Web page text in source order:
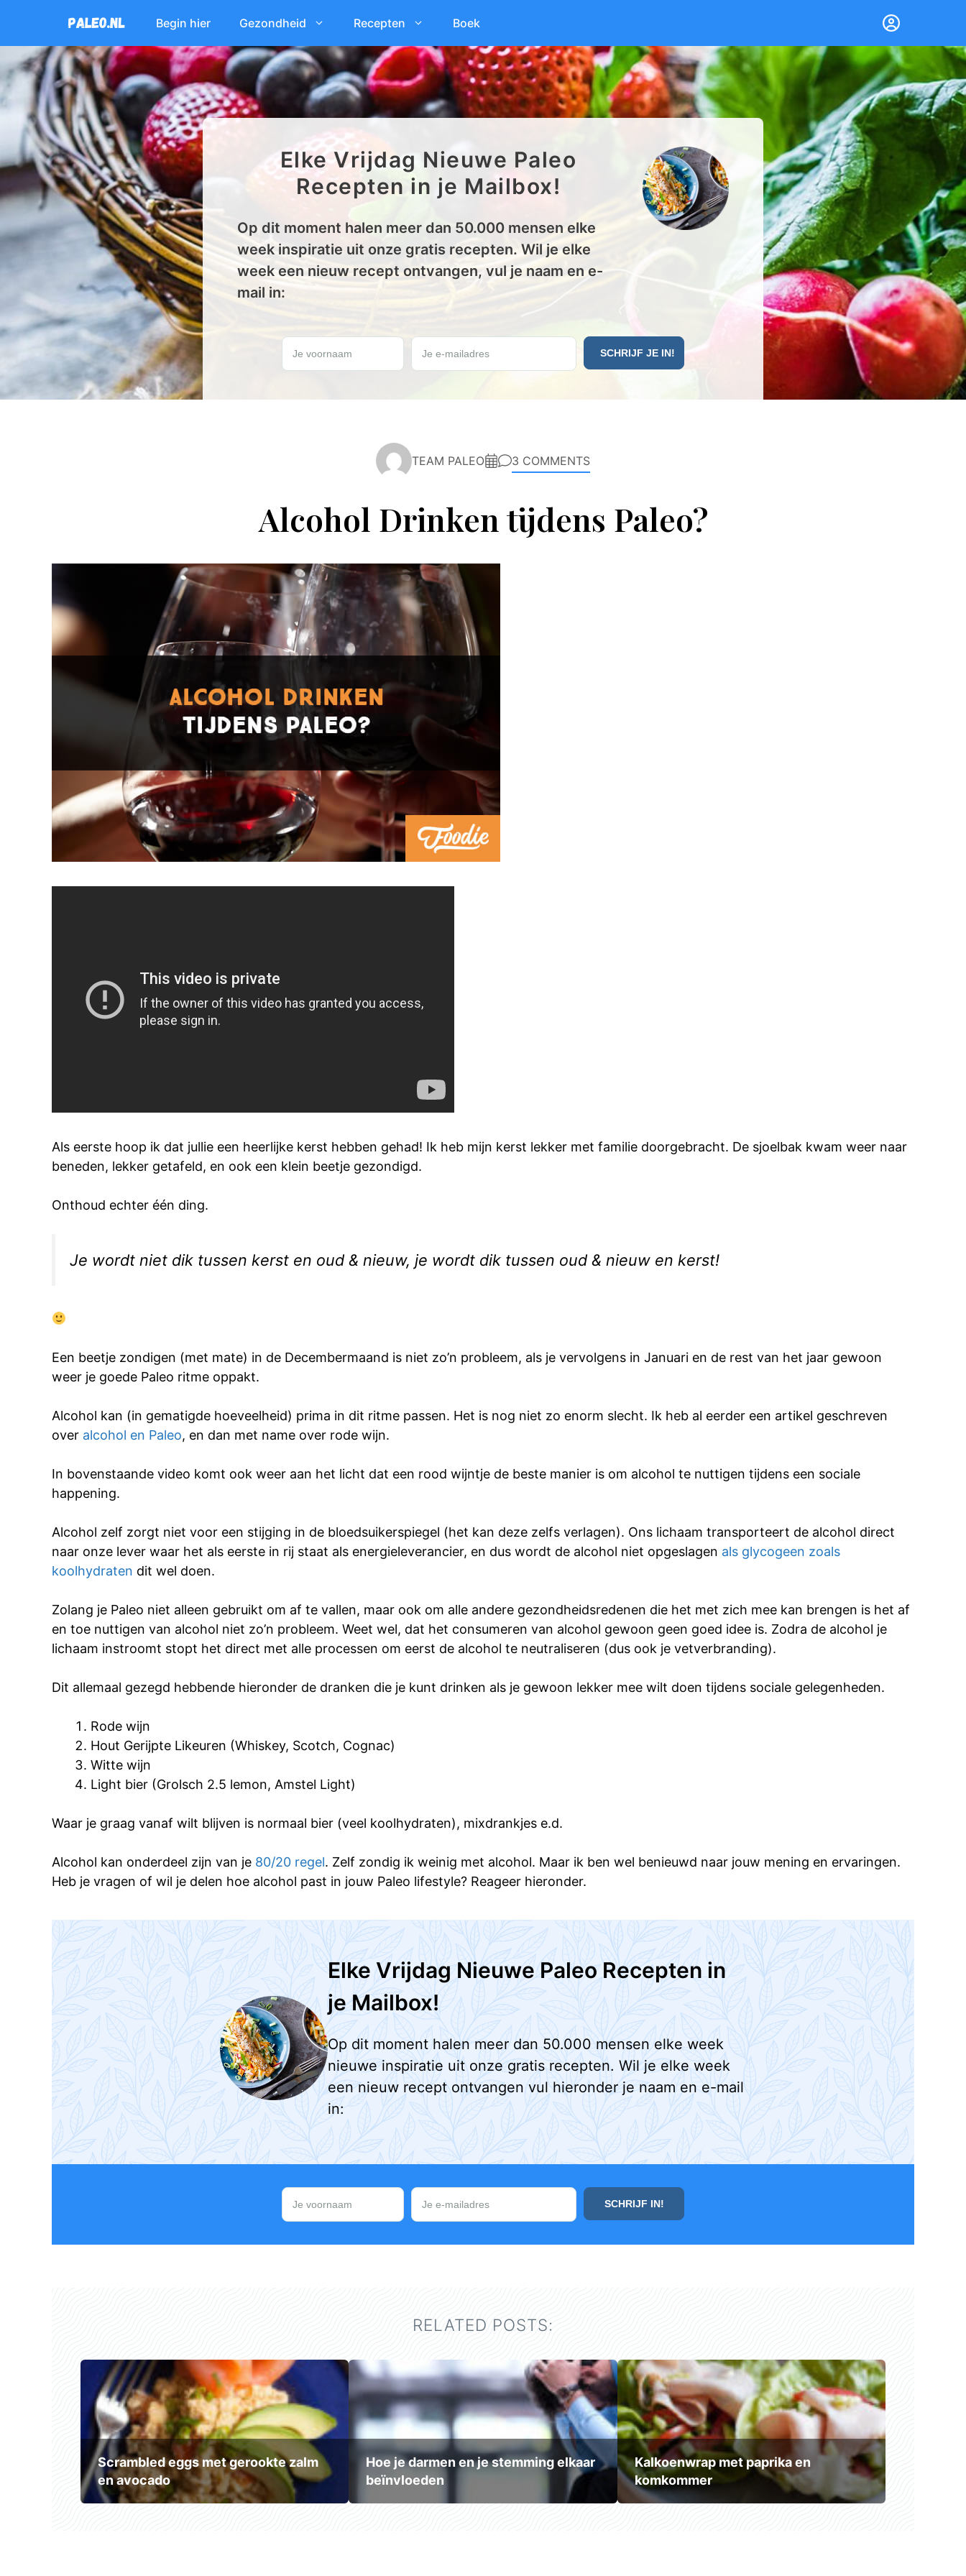
de
inhoud
Begin hier Gezondheid Recepten Boek
Elke Vrijdag Nieuwe Paleo
Recepten in je Mailbox!
Op dit moment halen meer dan 50.000 mensen elke
week inspiratie uit onze gratis recepten. Wil je elke
week een nieuw recept ontvangen, vul je naam en e-
mail in:
TEAM PALEO 3 COMMENTS
Alcohol Drinken tijdens Paleo?
Als eerste hoop ik dat jullie een heerlijke kerst hebben gehad! Ik heb mijn kerst lekker met familie doorgebracht. De sjoelbak kwam weer naar
beneden, lekker getafeld, en ook een klein beetje gezondigd.
Onthoud echter één ding.
Je wordt niet dik tussen kerst en oud & nieuw, je wordt dik tussen oud & nieuw en kerst!
Een beetje zondigen (met mate) in de Decembermaand is niet zo’n probleem, als je vervolgens in Januari en de rest van het jaar gewoon
weer je goede Paleo ritme oppakt.
Alcohol kan (in gematigde hoeveelheid) prima in dit ritme passen. Het is nog niet zo enorm slecht. Ik heb al eerder een artikel geschreven
over alcohol en Paleo, en dan met name over rode wijn.
In bovenstaande video komt ook weer aan het licht dat een rood wijntje de beste manier is om alcohol te nuttigen tijdens een sociale
happening.
Alcohol zelf zorgt niet voor een stijging in de bloedsuikerspiegel (het kan deze zelfs verlagen). Ons lichaam transporteert de alcohol direct
naar onze lever waar het als eerste in rij staat als energieleverancier, en dus wordt de alcohol niet opgeslagen als glycogeen zoals
koolhydraten dit wel doen.
Zolang je Paleo niet alleen gebruikt om af te vallen, maar ook om alle andere gezondheidsredenen die het met zich mee kan brengen is het af
en toe nuttigen van alcohol niet zo’n probleem. Weet wel, dat het consumeren van alcohol gewoon geen goed idee is. Zodra de alcohol je
lichaam instroomt stopt het direct met alle processen om eerst de alcohol te neutraliseren (dus ook je vetverbranding).
Dit allemaal gezegd hebbende hieronder de dranken die je kunt drinken als je gewoon lekker mee wilt doen tijdens sociale gelegenheden.
Rode wijn
Hout Gerijpte Likeuren (Whiskey, Scotch, Cognac)
Witte wijn
Light bier (Grolsch 2.5 lemon, Amstel Light)
Waar je graag vanaf wilt blijven is normaal bier (veel koolhydraten), mixdrankjes e.d.
Alcohol kan onderdeel zijn van je 80/20 regel. Zelf zondig ik weinig met alcohol. Maar ik ben wel benieuwd naar jouw mening en ervaringen.
Heb je vragen of wil je delen hoe alcohol past in jouw Paleo lifestyle? Reageer hieronder.
Elke Vrijdag Nieuwe Paleo Recepten in
je Mailbox!
Op dit moment halen meer dan 50.000 mensen elke week
nieuwe inspiratie uit onze gratis recepten. Wil je elke week
een nieuw recept ontvangen vul hieronder je naam en e-mail
in:
RELATED POSTS:
Scrambled eggs met gerookte zalm
en avocado
Hoe je darmen en je stemming elkaar
beïnvloeden
Kalkoenwrap met paprika en
komkommer